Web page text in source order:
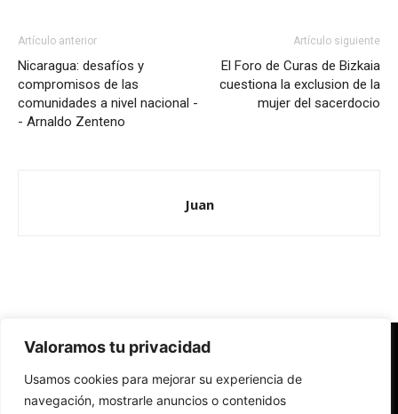
Valoramos tu privacidad
Usamos cookies para mejorar su experiencia de
navegación, mostrarle anuncios o contenidos
Artículo anterior
Nicaragua: desafíos y
compromisos de las
comunidades a nivel nacional -
- Arnaldo Zenteno
Artículo siguiente
El Foro de Curas de Bizkaia
cuestiona la exclusion de la
mujer del sacerdocio
Juan
Redes Cristianas
Una mirada alternativa sobre la Iglesia católica y la sociedad
- Colectivos de Redes Cristianas